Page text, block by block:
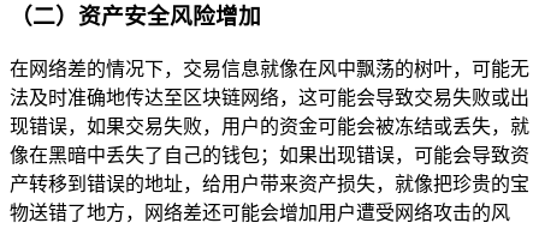
（二）资产安全风险增加
在网络差的情况下，交易信息就像在风中飘荡的树叶，可能无
法及时准确地传达至区块链网络，这可能会导致交易失败或出
现错误，如果交易失败，用户的资金可能会被冻结或丢失，就
像在黑暗中丢失了自己的钱包；如果出现错误，可能会导致资
产转移到错误的地址，给用户带来资产损失，就像把珍贵的宝
物送错了地方，网络差还可能会增加用户遭受网络攻击的风